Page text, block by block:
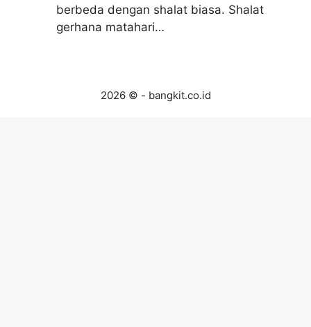
berbeda dengan shalat biasa. Shalat
gerhana matahari…
2026 © - bangkit.co.id